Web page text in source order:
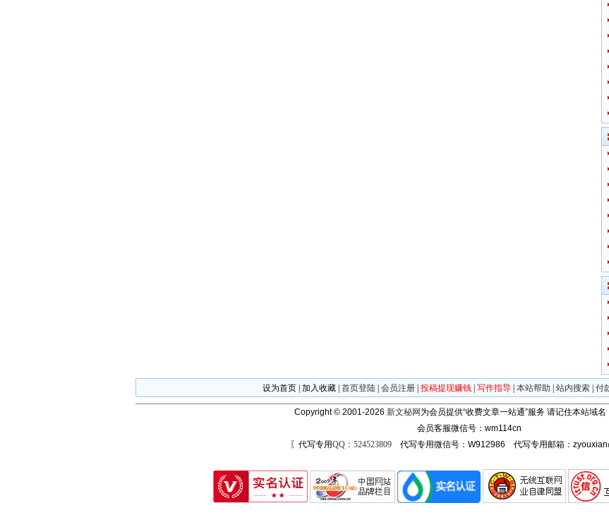
设为首页 加入收藏 首页登陆 会员注册 投稿提现赚钱 写作指导 本站帮助 站内搜索 付
Copyright © 2001-2026 新文秘网 为会员提供“收费文章一站通”服务 请记住本站域名
会员客服微信号：wm114cn
〖代写专用QQ：524523809代写专用微信号：W912986 代写专用邮箱：